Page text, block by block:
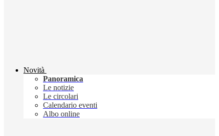
Novità
Panoramica
Le notizie
Le circolari
Calendario eventi
Albo online